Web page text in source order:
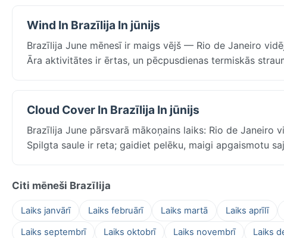
Wind In Brazīlija In jūnijs
Brazīlija June mēnesī ir maigs vējš — Rio de Janeiro
Āra aktivitātes ir ērtas, un pēcpusdienas termiskās
Cloud Cover In Brazīlija In jūnijs
Brazīlija June pārsvarā mākoņains laiks: Rio de Janeiro
Spilgta saule ir reta; gaidiet pelēku, maigi apgaismotu
Citi mēneši Brazīlija
Laiks janvārī Laiks februārī Laiks martā Laiks aprīlī
Laiks septembrī
Laiks oktobrī Laiks novembrī Laiks